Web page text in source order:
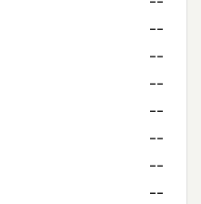
--
--
--
--
--
--
--